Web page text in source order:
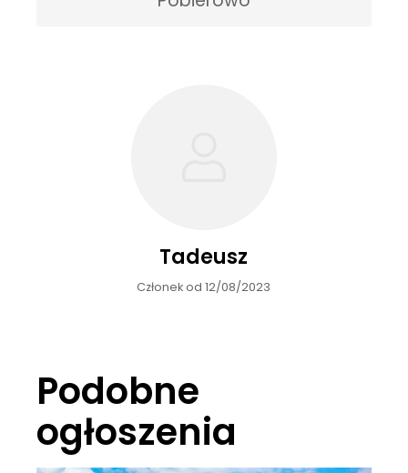
Tadeusz
Członek od 12/08/2023
Podobne
ogłoszenia